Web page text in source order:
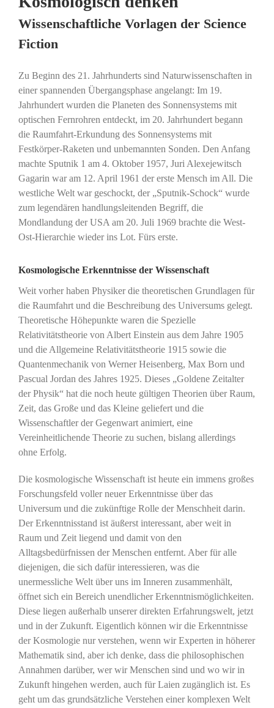
Wissenschaftliche Vorlagen der Science
Fiction
Zu Beginn des 21. Jahrhunderts sind Naturwissenschaften in
einer spannenden Übergangsphase angelangt: Im 19.
Jahrhundert wurden die Planeten des Sonnensystems mit
optischen Fernrohren entdeckt, im 20. Jahrhundert begann
die Raumfahrt-Erkundung des Sonnensystems mit
Festkörper-Raketen und unbemannten Sonden. Den Anfang
machte Sputnik 1 am 4. Oktober 1957, Juri Alexejewitsch
Gagarin war am 12. April 1961 der erste Mensch im All. Die
westliche Welt war geschockt, der „Sputnik-Schock“ wurde
zum legendären handlungsleitenden Begriff, die
Mondlandung der USA am 20. Juli 1969 brachte die West-
Ost-Hierarchie wieder ins Lot. Fürs erste.
Kosmologische Erkenntnisse der Wissenschaft
Weit vorher haben Physiker die theoretischen Grundlagen für
die Raumfahrt und die Beschreibung des Universums gelegt.
Theoretische Höhepunkte waren die Spezielle
Relativitätstheorie von Albert Einstein aus dem Jahre 1905
und die Allgemeine Relativitätstheorie 1915 sowie die
Quantenmechanik von Werner Heisenberg, Max Born und
Pascual Jordan des Jahres 1925. Dieses „Goldene Zeitalter
der Physik“ hat die noch heute gültigen Theorien über Raum,
Zeit, das Große und das Kleine geliefert und die
Wissenschaftler der Gegenwart animiert, eine
Vereinheitlichende Theorie zu suchen, bislang allerdings
ohne Erfolg.
Die kosmologische Wissenschaft ist heute ein immens großes
Forschungsfeld voller neuer Erkenntnisse über das
Universum und die zukünftige Rolle der Menschheit darin.
Der Erkenntnisstand ist äußerst interessant, aber weit in
Raum und Zeit liegend und damit von den
Alltagsbedürfnissen der Menschen entfernt. Aber für alle
diejenigen, die sich dafür interessieren, was die
unermessliche Welt über uns im Inneren zusammenhält,
öffnet sich ein Bereich unendlicher Erkenntnismöglichkeiten.
Diese liegen außerhalb unserer direkten Erfahrungswelt, jetzt
und in der Zukunft. Eigentlich können wir die Erkenntnisse
der Kosmologie nur verstehen, wenn wir Experten in höherer
Mathematik sind, aber ich denke, dass die philosophischen
Annahmen darüber, wer wir Menschen sind und wo wir in
Zukunft hingehen werden, auch für Laien zugänglich ist. Es
geht um das grundsätzliche Verstehen einer komplexen Welt